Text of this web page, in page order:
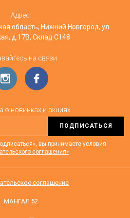
Адрес:
область, Нижний Новгород, ул
д.17В, Склад С148
на связи
о новинках и акциях
ПОДПИСАТЬСЯ
вы принимаете условия
соглашения»
соглашение
МАНГАЛ 52